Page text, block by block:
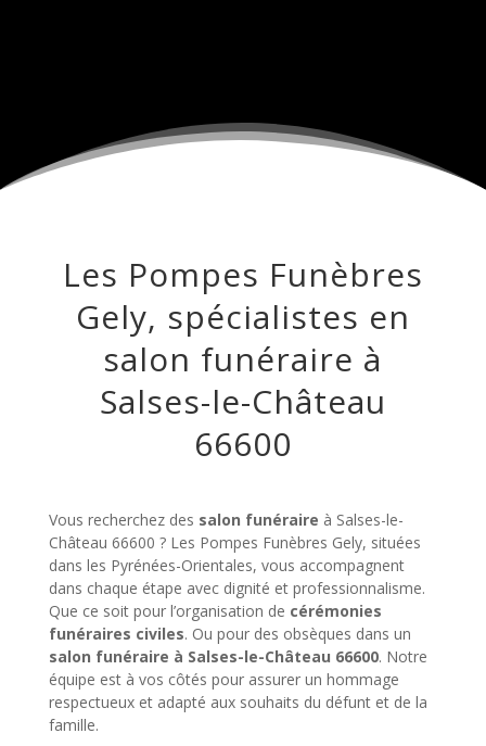
Les Pompes Funèbres
Gely, spécialistes en
salon funéraire à
Salses-le-Château
66600
Vous recherchez des salon funéraire à Salses-le-
Château 66600 ? Les Pompes Funèbres Gely, situées
dans les Pyrénées-Orientales, vous accompagnent
dans chaque étape avec dignité et professionnalisme.
Que ce soit pour l’organisation de cérémonies
funéraires civiles. Ou pour des obsèques dans un
salon funéraire à Salses-le-Château 66600. Notre
équipe est à vos côtés pour assurer un hommage
respectueux et adapté aux souhaits du défunt et de la
famille.